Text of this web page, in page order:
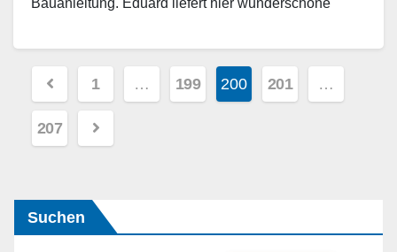
Seitennummerierung
der
Beiträge
1 … 199 200 201 …
207
Suchen